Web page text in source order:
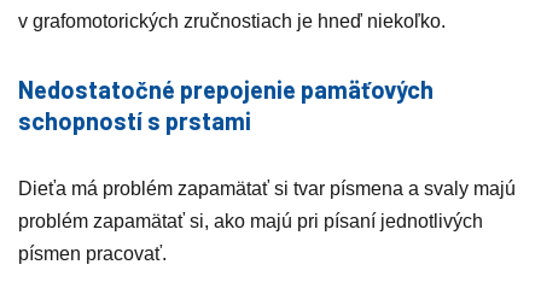
v grafomotorických zručnostiach je hneď niekoľko.
Nedostatočné prepojenie pamäťových
schopností s prstami
Dieťa má problém zapamätať si tvar písmena a svaly majú
problém zapamätať si, ako majú pri písaní jednotlivých
písmen pracovať.